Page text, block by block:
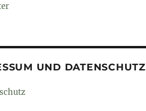
UND DATENSCHUTZ